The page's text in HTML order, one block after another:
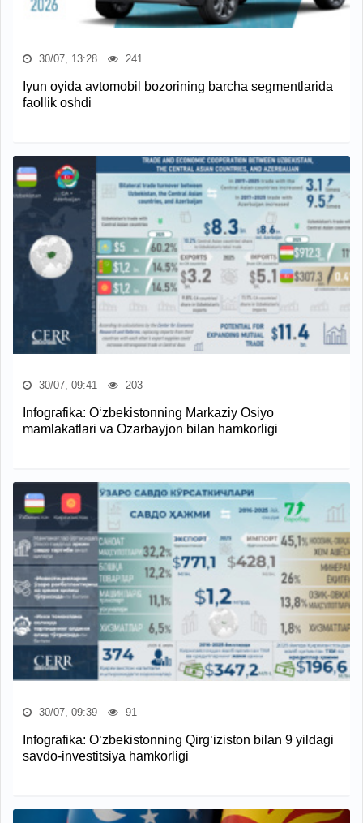
30/07, 13:28 241
Iyun oyida avtomobil bozorining barcha segmentlarida
faollik oshdi
30/07, 09:41 203
Infografika: O‘zbekistonning Markaziy Osiyo
mamlakatlari va Ozarbayjon bilan hamkorligi
30/07, 09:39 91
Infografika: O‘zbekistonning Qirg‘iziston bilan 9 yildagi
savdo-investitsiya hamkorligi